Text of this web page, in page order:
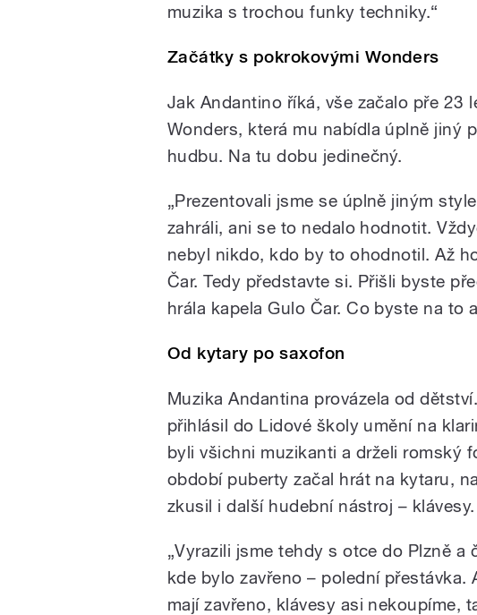
muzika s trochou funky techniky.“
Začátky s pokrokovými Wonders
Jak Andantino říká, vše začalo pře 23
Wonders, která mu nabídla úplně jiný
hudbu. Na tu dobu jedinečný.
„Prezentovali jsme se úplně jiným
zahráli, ani se to nedalo hodnotit.
nebyl nikdo, kdo by to ohodnotil. Až
Čar. Tedy představte si. Přišli byste
hrála kapela Gulo Čar. Co byste na to
Od kytary po saxofon
Muzika Andantina provázela od
přihlásil do Lidové školy umění na
byli všichni muzikanti a drželi romský
období puberty začal hrát na kytaru,
zkusil i další hudební nástroj – klávesy.
„Vyrazili jsme tehdy s otce do Plzně a
kde bylo zavřeno – polední přestávka.
mají zavřeno, klávesy asi nekoupíme,